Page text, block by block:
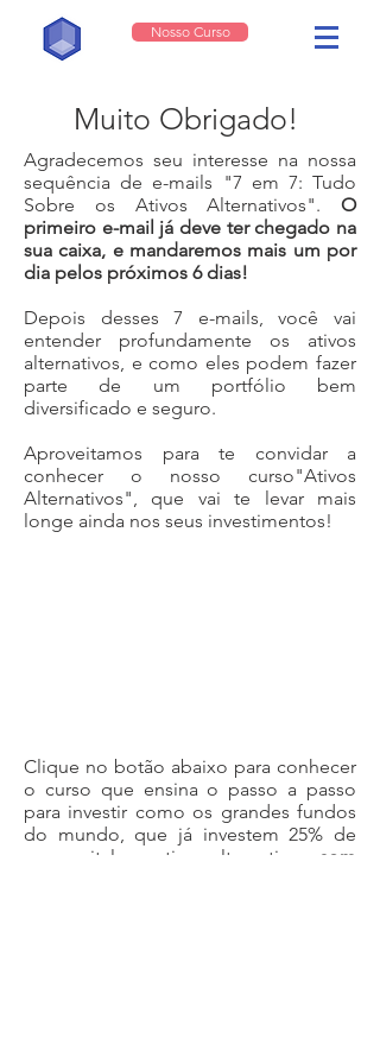
Nosso Curso
Muito Obrigado!
Agradecemos seu interesse na nossa
sequência de e-mails "7 em 7: Tudo
Sobre os Ativos Alternativos". O
primeiro e-mail já deve ter chegado na
sua caixa, e mandaremos mais um por
dia pelos próximos 6 dias!
Depois desses 7 e-mails, você vai
entender profundamente os ativos
alternativos, e como eles podem fazer
parte de um portfólio bem
diversificado e seguro.
Aproveitamos para te convidar a
conhecer o nosso curso"Ativos
Alternativos", que vai te levar mais
longe ainda nos seus investimentos!
Clique no botão abaixo para conhecer
o curso que ensina o passo a passo
para investir como os grandes fundos
do mundo, que já investem 25% de
seu capital em ativos alternativos,
com